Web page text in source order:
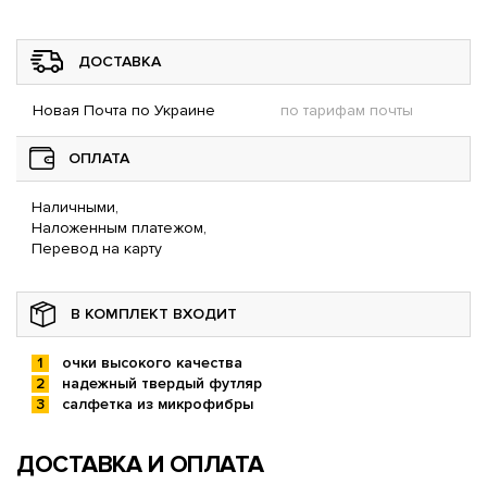
ДОСТАВКА
Новая Почта по Украине по тарифам почты
ОПЛАТА
Наличными,
Наложенным платежом,
Перевод на карту
В КОМПЛЕКТ ВХОДИТ
очки высокого качества
надежный твердый футляр
салфетка из микрофибры
ДОСТАВКА И ОПЛАТА